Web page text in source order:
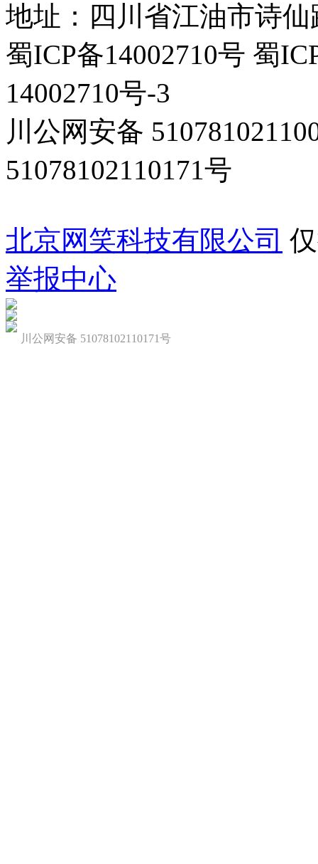
地址：四川省江油市诗仙
蜀ICP备14002710号 蜀
14002710号-3
川公网安备
51078102110171号
北京网笑科技有限公司
举报中心
川公网安备 51078102110171号